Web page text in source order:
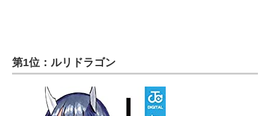
第1位：ルリドラゴン